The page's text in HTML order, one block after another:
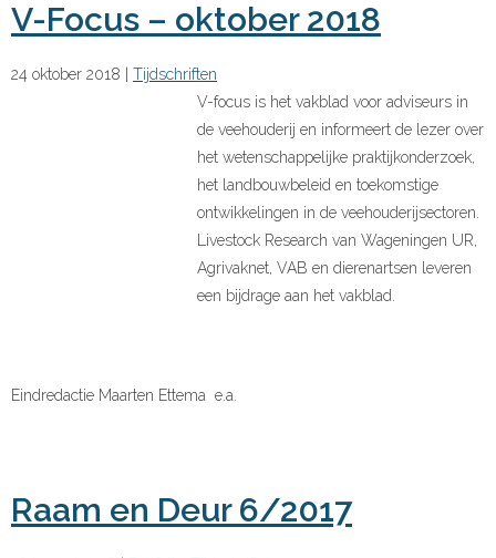
V-Focus – oktober 2018
24 oktober 2018
Tijdschriften
V-focus is het vakblad voor adviseurs in
de veehouderij en informeert de lezer over
het wetenschappelijke praktijkonderzoek,
het landbouwbeleid en toekomstige
ontwikkelingen in de veehouderijsectoren.
Livestock Research van Wageningen UR,
Agrivaknet, VAB en dierenartsen leveren
een bijdrage aan het vakblad.
Eindredactie Maarten Ettema e.a.
Raam en Deur 6/2017